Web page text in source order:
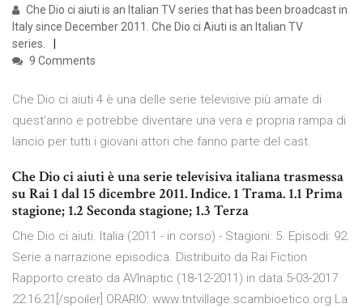
Che Dio ci aiuti is an Italian TV series that has been broadcast in
Italy since December 2011. Che Dio ci Aiuti is an Italian TV
series.
9 Comments
Che Dio ci aiuti 4 è una delle serie televisive più amate di
quest’anno e potrebbe diventare una vera e propria rampa di
lancio per tutti i giovani attori che fanno parte del cast.
Che Dio ci aiuti è una serie televisiva italiana trasmessa
su Rai 1 dal 15 dicembre 2011. Indice. 1 Trama. 1.1 Prima
stagione; 1.2 Seconda stagione; 1.3 Terza
Che Dio ci aiuti. Italia (2011 - in corso) - Stagioni: 5. Episodi: 92.
Serie a narrazione episodica. Distribuito da Rai Fiction
Rapporto creato da AVInaptic (18-12-2011) in data 5-03-2017
22:16:21[/spoiler] ORARIO: www.tntvillage.scambioetico.org La